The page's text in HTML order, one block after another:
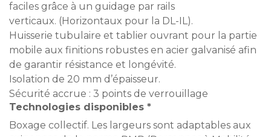
faciles grâce à un guidage par rails
verticaux. (Horizontaux pour la DL-IL).
Huisserie tubulaire et tablier ouvrant pour la partie
mobile aux finitions robustes en acier galvanisé afin
de garantir résistance et longévité.
Isolation de 20 mm d’épaisseur.
Sécurité accrue : 3 points de verrouillage
Technologies disponibles *
Boxage collectif. Les largeurs sont adaptables aux